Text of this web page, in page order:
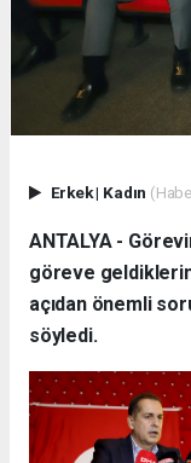
Erkek| Kadın
ANTALYA -
göreve
açıdan önemli
söyledi.